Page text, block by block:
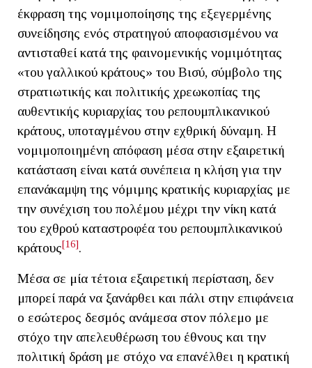
έκφραση της νομιμοποίησης της εξεγερμένης
συνείδησης ενός στρατηγού αποφασισμένου να
αντισταθεί κατά της φαινομενικής νομιμότητας
«του γαλλικού κράτους» του Βισύ, σύμβολο της
στρατιωτικής και πολιτικής χρεωκοπίας της
αυθεντικής κυριαρχίας του ρεπουμπλικανικού
κράτους, υποταγμένου στην εχθρική δύναμη. Η
νομιμοποιημένη απόφαση μέσα στην εξαιρετική
κατάσταση είναι κατά συνέπεια η κλήση για την
επανάκαμψη της νόμιμης κρατικής κυριαρχίας με
την συνέχιση του πολέμου μέχρι την νίκη κατά
του εχθρού καταστροφέα του ρεπουμπλικανικού
κράτους[16].
Μέσα σε μία τέτοια εξαιρετική περίσταση, δεν
μπορεί παρά να ξανάρθει και πάλι στην επιφάνεια
ο εσώτερος δεσμός ανάμεσα στον πόλεμο με
στόχο την απελευθέρωση του έθνους και την
πολιτική δράση με στόχο να επανέλθει η κρατική